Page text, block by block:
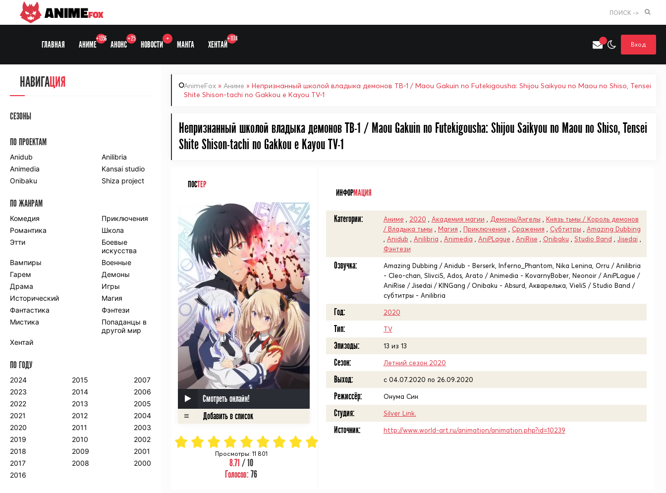
ANIMEFOX ПОИСК ->
ГЛАВНАЯ АНИМЕ
+1356
АНОНС
+25
НОВОСТИ
+
МАНГА ХЕНТАЙ
+1174
Вход
AnimeFox » Аниме » Непризнанный школой владыка демонов ТВ-1 / Maou Gakuin no Futekigousha: Shijou Saikyou no Maou no Shiso, Tensei
Shite Shison-tachi no Gakkou e Kayou TV-1
Непризнанный школой владыка демонов ТВ-1 / Maou Gakuin no Futekigousha: Shijou Saikyou no Maou no Shiso, Tensei
Shite Shison-tachi no Gakkou e Kayou TV-1
ПОСТЕР
Смотреть онлайн!
Просмотры: 11 801
8.71 / 10
Голосов:76
ИНФОРМАЦИЯ
Категории: Аниме 2020 Академия магии Демоны/Ангелы
Князь тьмы / Король демонов
/ Владыка тьмы
Магия Приключения Сражения Субтитры
Amazing Dubbing
Anidub Anilibria Animedia AniPLague AniRise Onibaku Studio Band Jisedai
Фэнтези
Озвучка:
Amazing Dubbing / Anidub - Berserk, Inferno_Phantom, Nika Lenina, Orru / Anilibria
- Cleo-chan, SlivciS, Ados, Arato / Animedia - KovarnyBober, Neonoir / AniPLague /
AniRise / Jisedai / KINGang / Onibaku - Absurd, Акварелька, VieliS / Studio Band /
субтитры - Anilibria
Год: 2020
Тип: TV
Эпизоды: 13 из 13
Сезон: Летний сезон 2020
Выход: c 04.07.2020 по 26.09.2020
Режиссёр: Онума Син
Студия: Silver Link.
Источник: http://www.world-art.ru/animation/animation.php?id=10239
НАВИГАЦИЯ
СЕЗОНЫ
ПО ПРОЕКТАМ
Anidub
Anilibria
Animedia
Kansai studio
Onibaku
Shiza project
ПО ЖАНРАМ
Комедия
Приключения
Романтика
Школа
Этти
Боевые
искусства
Вампиры
Военные
Гарем
Демоны
Драма
Игры
Исторический
Магия
Фантастика
Фэнтези
Мистика
Попаданцы в
другой мир
Хентай
ПО ГОДУ
2024
2023
2022
2021
2020
2019
2018
2017
2016
2015
2014
2013
2012
2011
2010
2009
2008
2007
2006
2005
2004
2003
2002
2001
2000